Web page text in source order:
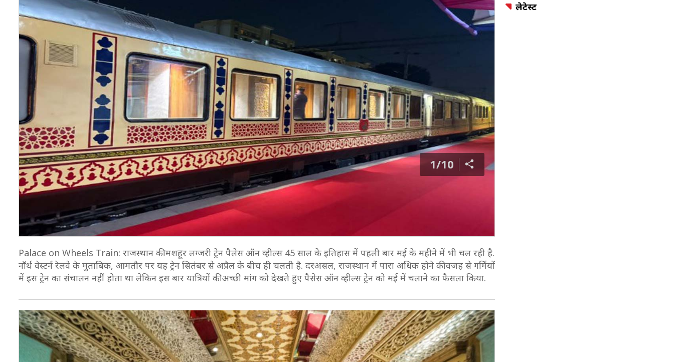
1/10
Palace on Wheels Train: राजस्थान की मशहूर लग्जरी ट्रेन पैलेस ऑन व्हील्स 45 साल के इतिहास में पहली बार मई के महीने में भी चल रही है.
नॉर्थ वेस्टर्न रेलवे के मुताबिक, आमतौर पर यह ट्रेन सितंबर से अप्रैल के बीच ही चलती है. दरअसल, राजस्थान में पारा अधिक होने की वजह से गर्मियों
में इस ट्रेन का संचालन नहीं होता था लेकिन इस बार यात्रियों की अच्छी मांग को देखते हुए पैसेस ऑन व्हील्स ट्रेन को मई में चलाने का फैसला किया.
लेटेस्ट